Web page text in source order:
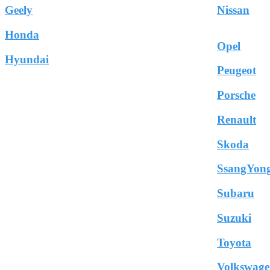
Geely
Honda
Hyundai
Nissan
Opel
Peugeot
Porsche
Renault
Skoda
Subaru
Suzuki
Toyota